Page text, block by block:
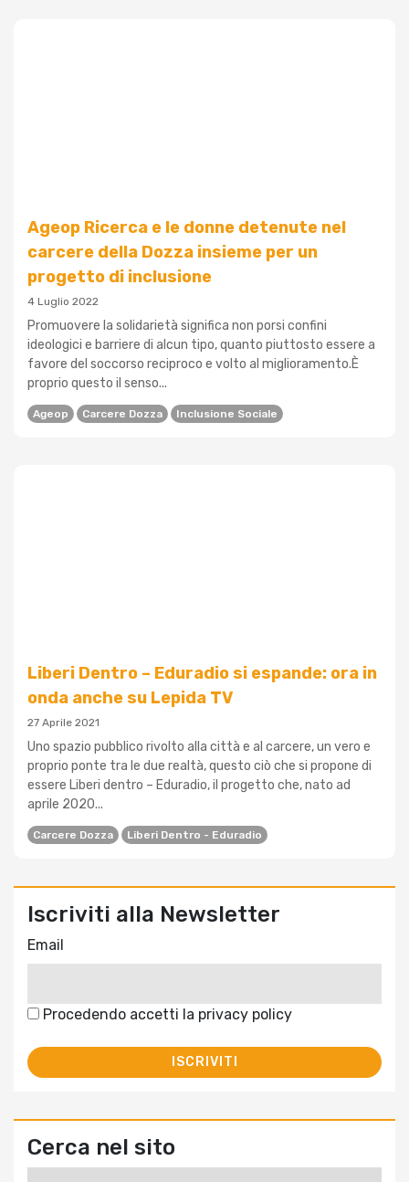
Ageop Ricerca e le donne detenute nel
carcere della Dozza insieme per un
progetto di inclusione
4 Luglio 2022
Promuovere la solidarietà significa non porsi confini
ideologici e barriere di alcun tipo, quanto piuttosto essere a
favore del soccorso reciproco e volto al miglioramento.È
proprio questo il senso...
Ageop Carcere Dozza Inclusione Sociale
Liberi Dentro – Eduradio si espande: ora in
onda anche su Lepida TV
27 Aprile 2021
Uno spazio pubblico rivolto alla città e al carcere, un vero e
proprio ponte tra le due realtà, questo ciò che si propone di
essere Liberi dentro – Eduradio, il progetto che, nato ad
aprile 2020...
Carcere Dozza Liberi Dentro - Eduradio
Iscriviti alla Newsletter
Email
Procedendo accetti la privacy policy
Cerca nel sito